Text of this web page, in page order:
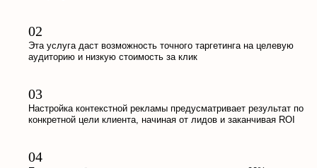
Эта услуга даст возможность точного таргетинга на целевую
аудиторию и низкую стоимость за клик
Настройка контекстной рекламы предусматривает результат по
конкретной цели клиента, начиная от лидов и заканчивая ROI